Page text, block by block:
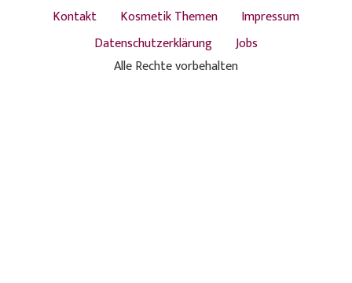
Kontakt Kosmetik Themen
Impressum
Datenschutzerklärung
Jobs
Alle Rechte vorbehalten